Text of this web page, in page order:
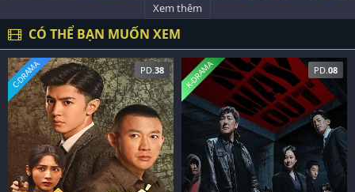
Xem thêm
CÓ THỂ BẠN MUỐN XEM
PD. 38
C-DRAMA PD. 08
K-DRAMA